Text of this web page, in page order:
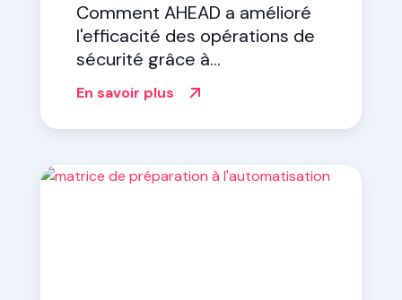
Comment AHEAD a amélioré
l'efficacité des opérations de
sécurité grâce à
l'automatisation de la sécurité
low-code
En savoir plus